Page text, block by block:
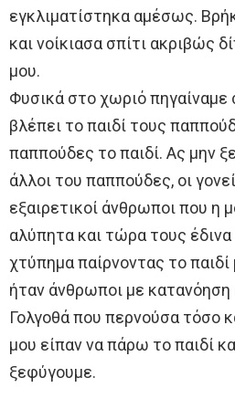
εγκλιματίστηκα αμέσως.
και νοίκιασα σπίτι ακριβώς
μου.
Φυσικά στο χωριό πηγαίναμε
βλέπει το παιδί τους
παππούδες το παιδί. Ας μην
άλλοι του παππούδες, οι
εξαιρετικοί άνθρωποι που η
αλύπητα και τώρα τους
χτύπημα παίρνοντας το
ήταν άνθρωποι με κατανόηση
Γολγοθά που περνούσα τόσο
μου είπαν να πάρω το παιδί
ξεφύγουμε.